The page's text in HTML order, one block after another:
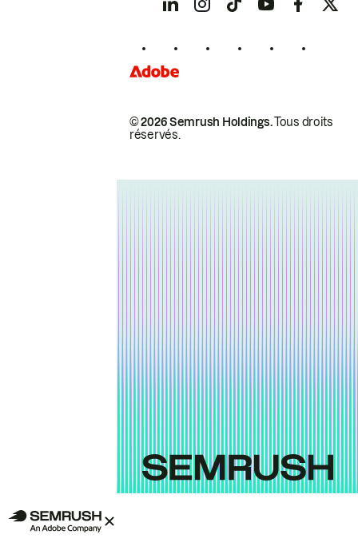
© 2026 Semrush Holdings.Tous droits
réservés.